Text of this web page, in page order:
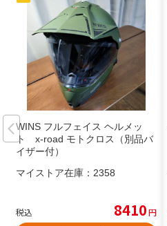
WINS フルフェイス ヘルメッ
ト x-road モトクロス（別品バ
イザー付）
マイストア在庫： 2358
税込 8410円